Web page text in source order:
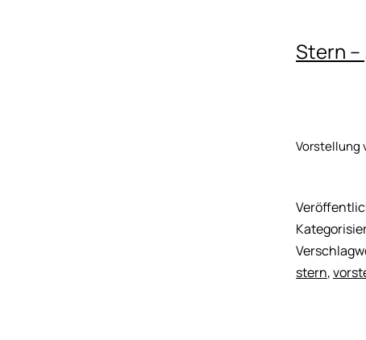
Stern –
Vorstellung
stern,